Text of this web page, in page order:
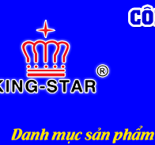
Danh mục sản phẩm